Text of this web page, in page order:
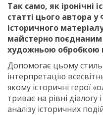
Так само, як іронічні
статті цього автора
історичного
майстерно
художньою обробкою
Допомогає цьому
інтерпретацію
якому історичні герої
триває на рівні діалогу
аналізу історичних